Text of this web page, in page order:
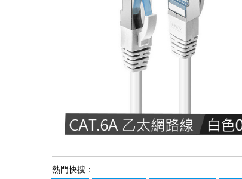
熱門快搜：